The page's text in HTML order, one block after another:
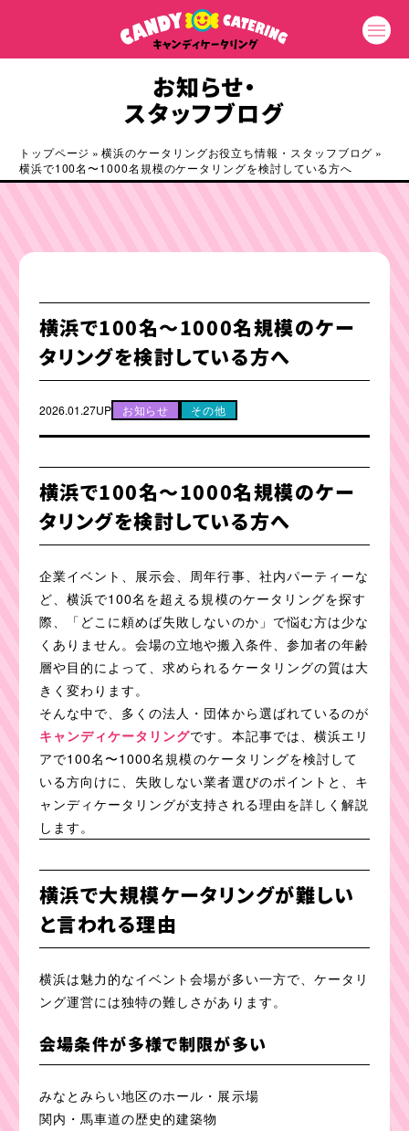
お知らせ・
スタッフブログ
トップページ »横浜のケータリングお役立ち情報・スタッフブログ »
横浜で100名〜1000名規模のケータリングを検討している方へ
横浜で100名〜1000名規模のケー
タリングを検討している方へ
2026.01.27UP お知らせ その他
横浜で100名〜1000名規模のケー
タリングを検討している方へ
企業イベント、展示会、周年行事、社内パーティーな
ど、横浜で100名を超える規模のケータリングを探す
際、「どこに頼めば失敗しないのか」で悩む方は少な
くありません。会場の立地や搬入条件、参加者の年齢
層や目的によって、求められるケータリングの質は大
きく変わります。
そんな中で、多くの法人・団体から選ばれているのが
キャンディケータリングです。本記事では、横浜エリ
アで100名〜1000名規模のケータリングを検討して
いる方向けに、失敗しない業者選びのポイントと、キ
ャンディケータリングが支持される理由を詳しく解説
します。
横浜で大規模ケータリングが難しい
と言われる理由
横浜は魅力的なイベント会場が多い一方で、ケータリ
ング運営には独特の難しさがあります。
会場条件が多様で制限が多い
みなとみらい地区のホール・展示場
関内・馬車道の歴史的建築物